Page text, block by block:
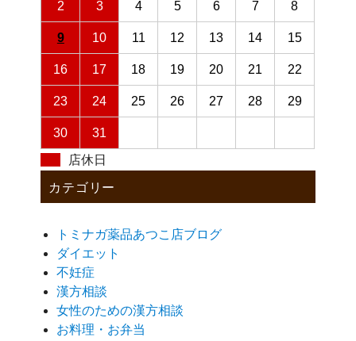
2 3 4 5 6 7 8
9 10 11 12 13 14 15
16 17 18 19 20 21 22
23 24 25 26 27 28 29
30
31
店休日
カテゴリー
トミナガ薬品あつこ店ブログ
ダイエット
不妊症
漢方相談
女性のための漢方相談
お料理・お弁当